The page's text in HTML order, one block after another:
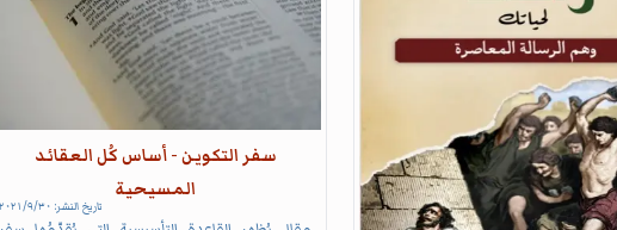
سفر التكوين - أساس كُل العقائد
المسيحية
تاريخ النشر: ٣٠‏/٩‏/٢٠٢١